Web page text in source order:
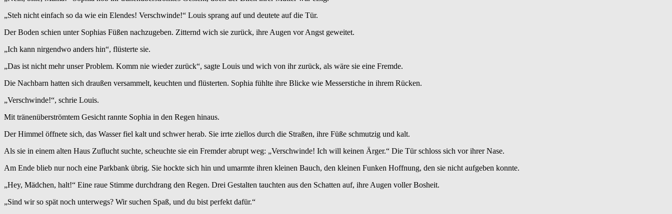
„Steh nicht einfach so da wie ein Elendes! Verschwinde!“ Louis sprang auf und deutete auf die Tür.
Der Boden schien unter Sophias Füßen nachzugeben. Zitternd wich sie zurück, ihre Augen vor Angst geweitet.
„Ich kann nirgendwo anders hin“, flüsterte sie.
„Das ist nicht mehr unser Problem. Komm nie wieder zurück“, sagte Louis und wich von ihr zurück, als wäre sie eine Fremde.
Die Nachbarn hatten sich draußen versammelt, keuchten und flüsterten. Sophia fühlte ihre Blicke wie Messerstiche in ihrem Rücken.
„Verschwinde!“, schrie Louis.
Mit tränenüberströmtem Gesicht rannte Sophia in den Regen hinaus.
Der Himmel öffnete sich, das Wasser fiel kalt und schwer herab. Sie irrte ziellos durch die Straßen, ihre Füße schmutzig und kalt.
Als sie in einem alten Haus Zuflucht suchte, scheuchte sie ein Fremder abrupt weg: „Verschwinde! Ich will keinen Ärger.“ Die Tür schloss sich vor ihrer Nase.
Am Ende blieb nur noch eine Parkbank übrig. Sie hockte sich hin und umarmte ihren kleinen Bauch, den kleinen Funken Hoffnung, den sie nicht aufgeben konnte.
„Hey, Mädchen, halt!“ Eine raue Stimme durchdrang den Regen. Drei Gestalten tauchten aus den Schatten auf, ihre Augen voller Bosheit.
„Sind wir so spät noch unterwegs? Wir suchen Spaß, und du bist perfekt dafür.“